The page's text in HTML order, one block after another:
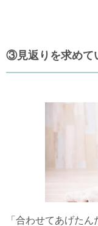
③見返りを求めて
「合わせてあげた